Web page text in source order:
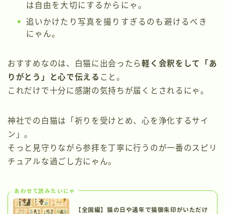
は自由を大切にするからにゃ。
追いかけたり写真を撮りすぎるのも避けるべき
にゃん。
おすすめなのは、白猫に出会ったら軽く会釈をして「あ
りがとう」と心で伝える こと。
これだけで十分に感謝の気持ちが届くとされるにゃ。
神社での白猫は「祈りを受けとめ、心を浄化するサイ
ン」。
そっと見守りながら参拝を丁寧に行うのが一番のスピリ
チュアルな過ごし方にゃん。
あわせて読みたいにゃ
【全国編】猫の日や通年で猫御朱印がいただけ